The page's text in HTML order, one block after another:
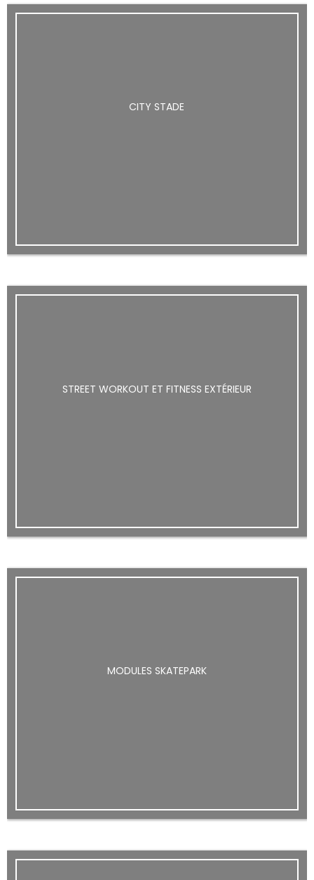
CITY STADE
STREET WORKOUT ET FITNESS EXTÉRIEUR
MODULES SKATEPARK